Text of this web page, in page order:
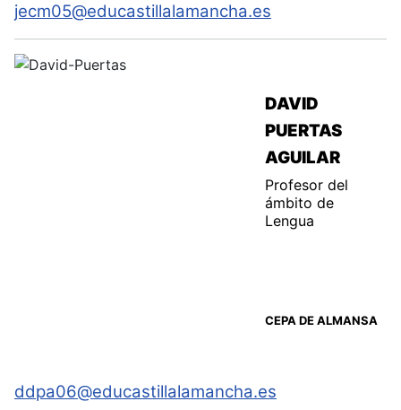
jecm05@educastillalamancha.es
DAVID
PUERTAS
AGUILAR
Profesor del
ámbito de
Lengua
CEPA DE ALMANSA
ddpa06@educastillalamancha.es